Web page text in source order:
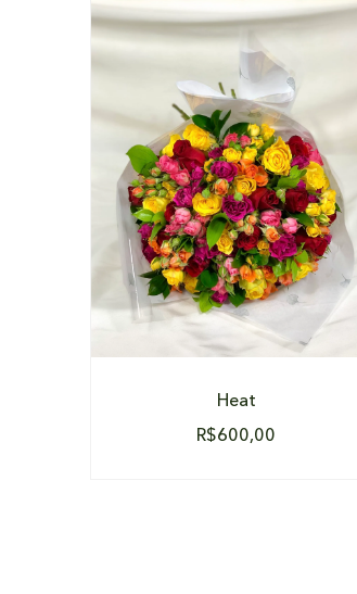
DETALHES
Heat
R$600,00